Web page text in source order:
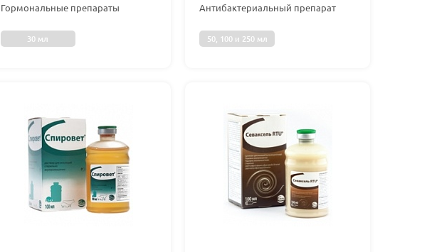
Гормональные препараты
30 мл
Антибактериальный препарат
50, 100 и 250 мл